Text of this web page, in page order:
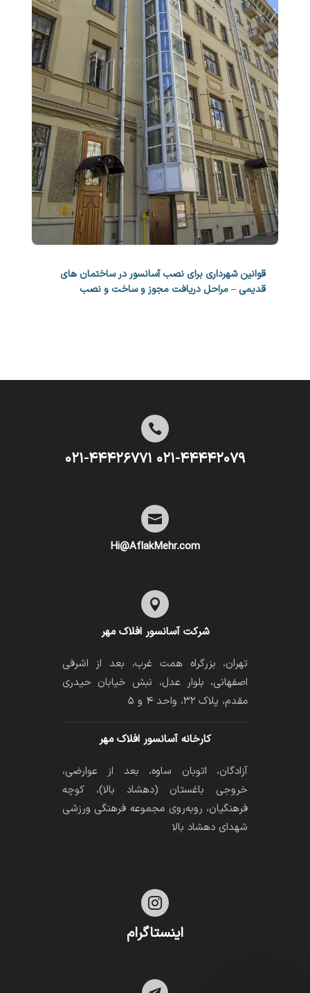
قوانین شهرداری برای نصب آسانسور در ساختمان های
قدیمی – مراحل دریافت مجوز و ساخت و نصب

۰۲۱-۴۴۴۴۲۰۷۹ ۰۲۱-۴۴۴۲۶۷۷۱

Hi@AflakMehr.com

شرکت آسانسور افلاک مهر
تهران، بزرگراه همت غرب، بعد از اشرفی
اصفهانی، بلوار عدل، نبش خیابان حیدری
مقدم، پلاک ۳۲، واحد ۴ و ۵
کارخانه آسانسور افلاک مهر
آزادگان، اتوبان ساوه، بعد از عوارضی،
خروجی باغستان (دهشاد بالا)، کوچه
فرهنگیان، رو‌به‌روی مجموعه فرهنگی ورزشی
شهدای دهشاد بالا

اینستاگرام